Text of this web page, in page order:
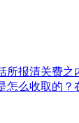
所报清关费之
怎么收取的？